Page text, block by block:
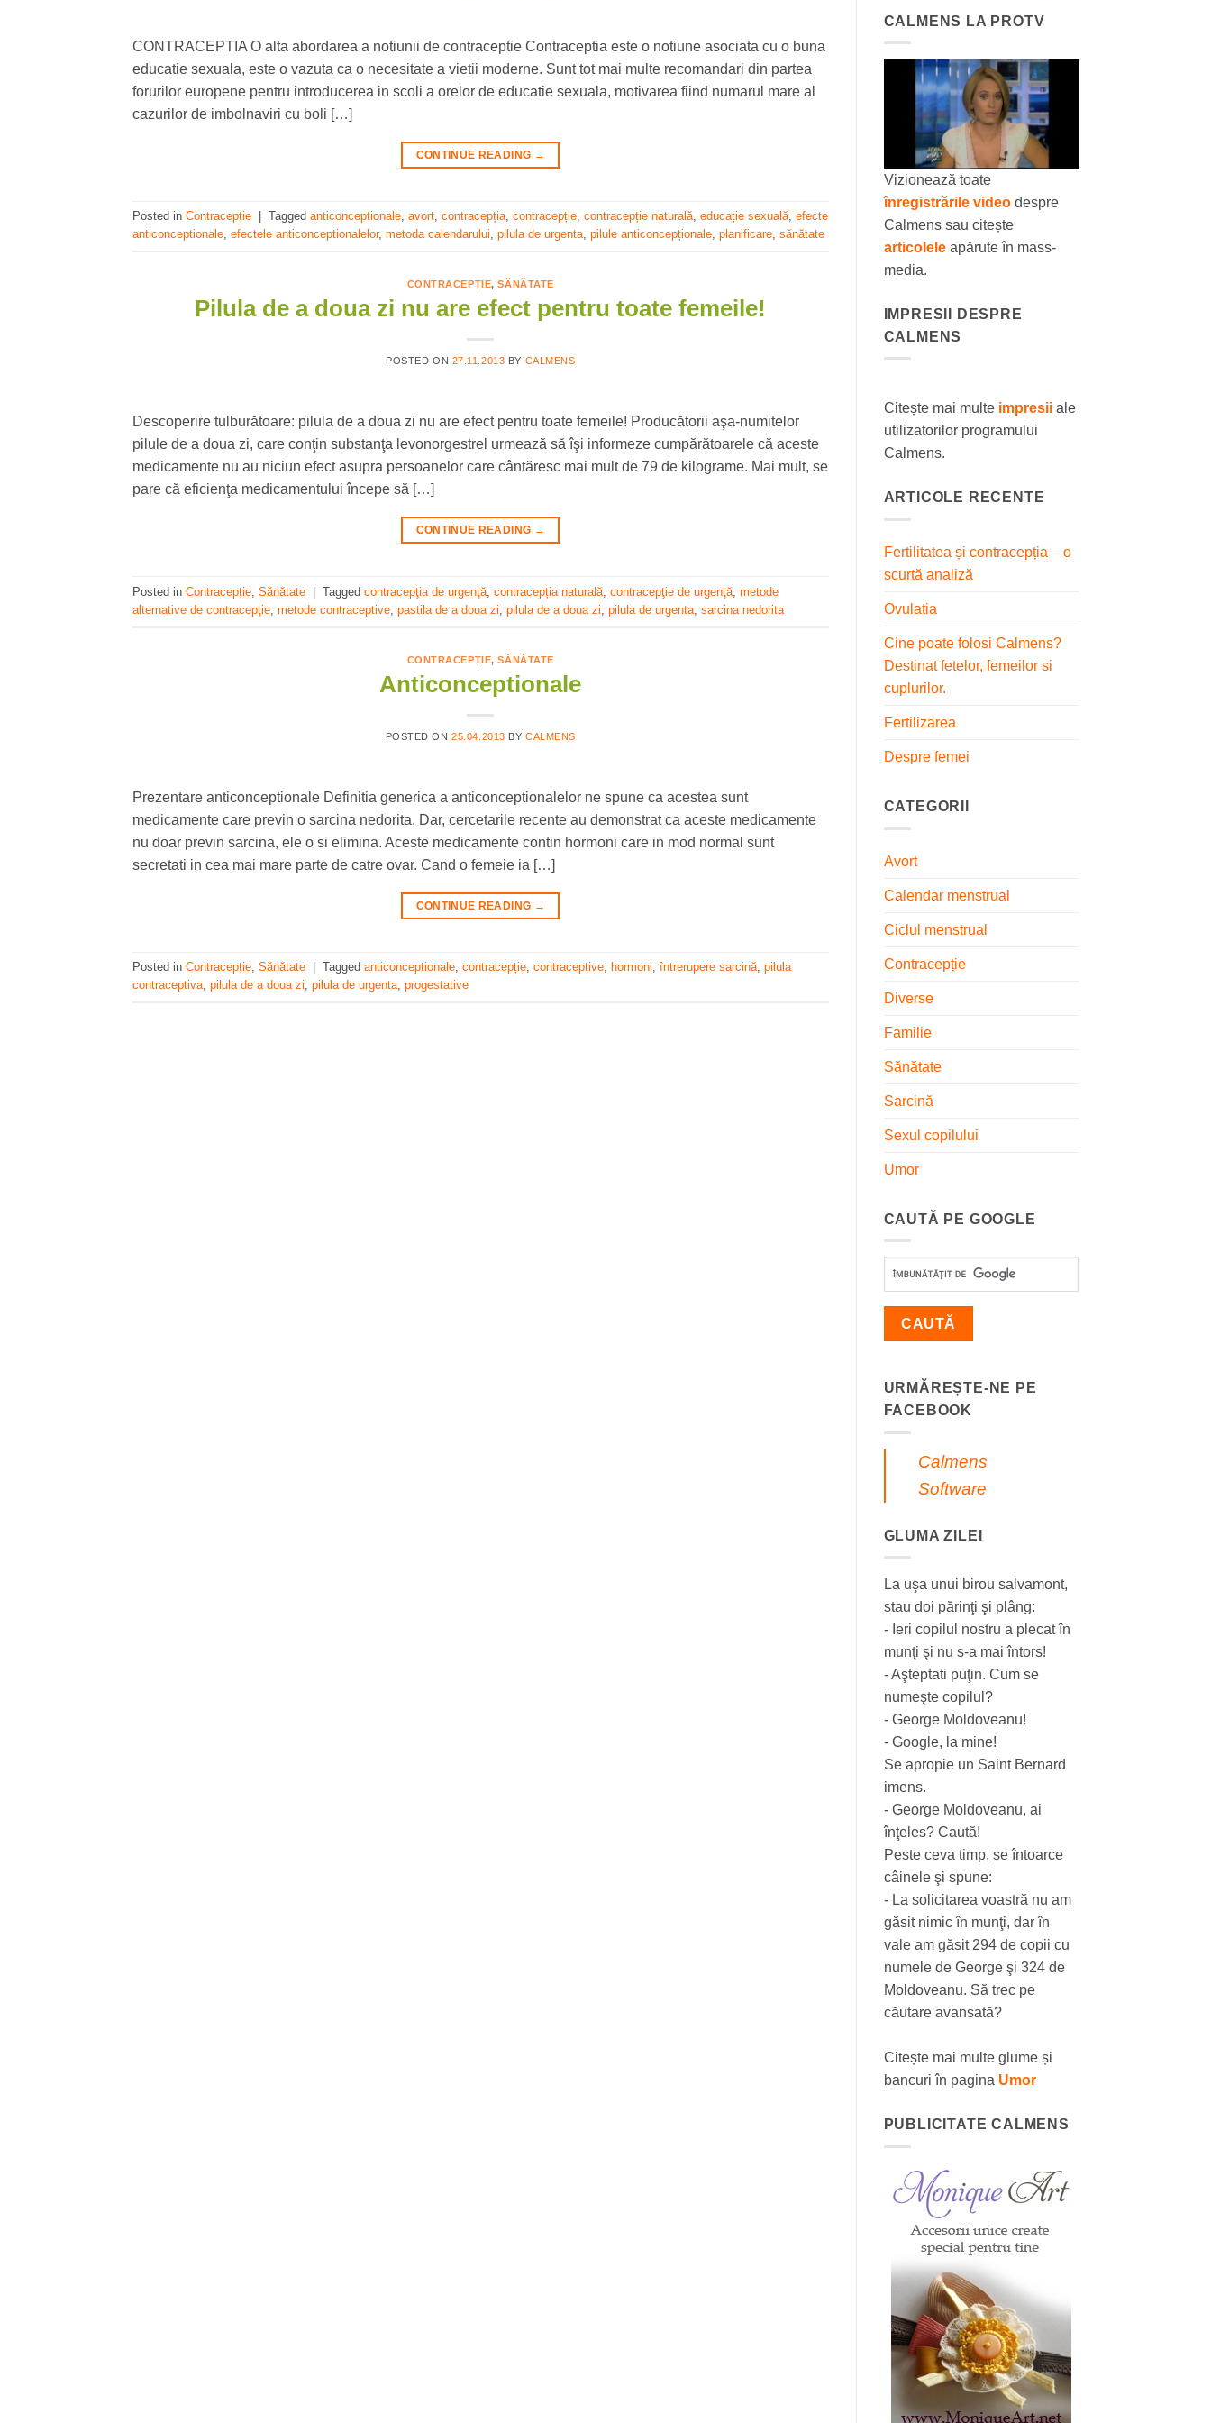
CONTRACEPTIA O alta abordarea a notiunii de contraceptie Contraceptia este o notiune asociata cu o buna
educatie sexuala, este o vazuta ca o necesitate a vietii moderne. Sunt tot mai multe recomandari din partea
forurilor europene pentru introducerea in scoli a orelor de educatie sexuala, motivarea fiind numarul mare al
cazurilor de imbolnaviri cu boli […]
CONTINUE READING →
Posted in Contracepție Tagged anticonceptionale, avort, contracepția, contracepție, contracepție naturală, educație sexuală, efecte
anticonceptionale, efectele anticonceptionalelor, metoda calendarului, pilula de urgenta, pilule anticoncepționale, planificare, sănătate
CONTRACEPȚIE,SĂNĂTATE
Pilula de a doua zi nu are efect pentru toate femeile!
POSTED ON 27.11.2013 BY CALMENS
Descoperire tulburătoare: pilula de a doua zi nu are efect pentru toate femeile! Producătorii aşa-numitelor
pilule de a doua zi, care conţin substanţa levonorgestrel urmează să îşi informeze cumpărătoarele că aceste
medicamente nu au niciun efect asupra persoanelor care cântăresc mai mult de 79 de kilograme. Mai mult, se
pare că eficienţa medicamentului începe să […]
CONTINUE READING →
Posted in Contracepție Sănătate Tagged contracepţia de urgenţă contracepția naturală contracepţie de urgenţă metode
alternative de contracepţie metode contraceptive pastila de a doua zi pilula de a doua zi pilula de urgenta sarcina nedorita
CONTRACEPȚIE,SĂNĂTATE
Anticonceptionale
POSTED ON25.04.2013 BYCALMENS
Prezentare anticonceptionale Definitia generica a anticonceptionalelor ne spune ca acestea sunt
medicamente care previn o sarcina nedorita. Dar, cercetarile recente au demonstrat ca aceste medicamente
nu doar previn sarcina, ele o si elimina. Aceste medicamente contin hormoni care in mod normal sunt
secretati in cea mai mare parte de catre ovar. Cand o femeie ia […]
CONTINUE READING →
Posted in Contracepție, Sănătate Tagged anticonceptionale, contracepție, contraceptive, hormoni, întrerupere sarcină, pilula
contraceptiva, pilula de a doua zi, pilula de urgenta, progestative
CALMENS LA PROTV
Vizionează toate
înregistrările videodespre
Calmens sau citește
articoleleapărute în mass-
media.
IMPRESII DESPRE
CALMENS
Citește mai multe impresiiale
utilizatorilor programului
Calmens.
ARTICOLE RECENTE
Fertilitatea și contracepția – o
scurtă analiză
Ovulatia
Cine poate folosi Calmens?
Destinat fetelor, femeilor si
cuplurilor.
Fertilizarea
Despre femei
CATEGORII
Avort
Calendar menstrual
Ciclul menstrual
Contracepție
Diverse
Familie
Sănătate
Sarcină
Sexul copilului
Umor
CAUTĂ PE GOOGLE
URMĂREȘTE-NE PE
FACEBOOK
Calmens
Software
GLUMA ZILEI
La uşa unui birou salvamont,
stau doi părinţi şi plâng:
- Ieri copilul nostru a plecat în
munţi şi nu s-a mai întors!
- Aşteptati puţin. Cum se
numeşte copilul?
- George Moldoveanu!
- Google, la mine!
Se apropie un Saint Bernard
imens.
- George Moldoveanu, ai
înţeles? Caută!
Peste ceva timp, se întoarce
câinele şi spune:
- La solicitarea voastră nu am
găsit nimic în munţi, dar în
vale am găsit 294 de copii cu
numele de George şi 324 de
Moldoveanu. Să trec pe
căutare avansată?
Citește mai multe glume și
bancuri în pagina Umor
PUBLICITATE CALMENS